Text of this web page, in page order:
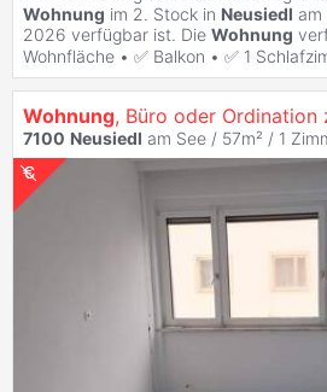
Wohnung im 2. Stock in Neusiedl
2026 verfügbar ist. Die Wohnung
Wohnfläche • ✅ Balkon • ✅ 1
Wohnung, Büro oder Ordination
7100 Neusiedl am See / 57m² / 1